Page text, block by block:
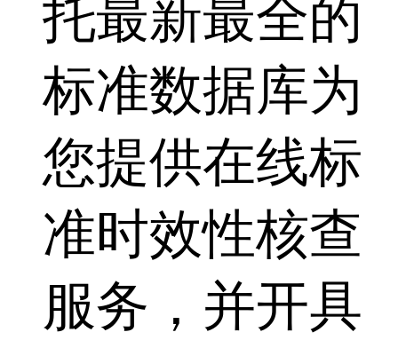
托最新最全的
标准数据库为
您提供在线标
准时效性核查
服务，并开具